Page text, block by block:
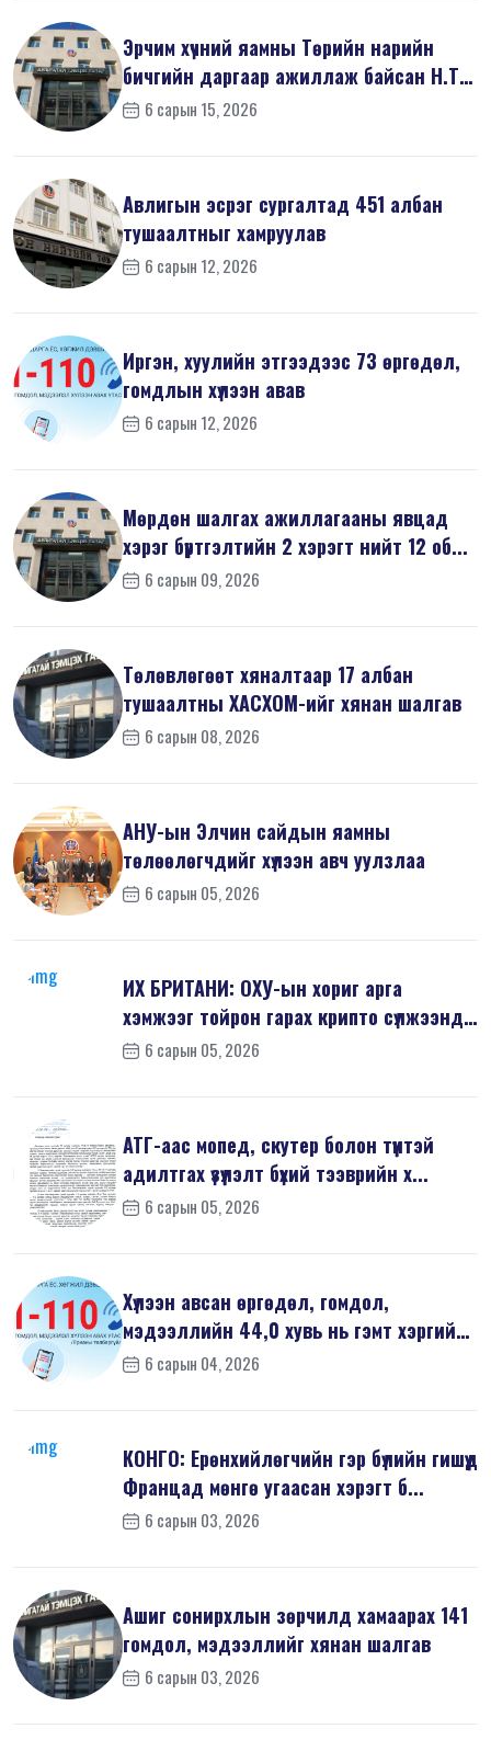
Эрчим хүчний яамны Төрийн нарийн
бичгийн даргаар ажиллаж байсан Н.Т
на...6 сарын 15, 2026
Авлигын эсрэг сургалтад 451 албан
тушаалтныг хамруулав
6 сарын 12, 2026
Иргэн, хуулийн этгээдээс 73 өргөдөл,
гомдлын хүлээн авав
6 сарын 12, 2026
Мөрдөн шалгах ажиллагааны явцад
хэрэг бүртгэлтийн 2 хэрэгт нийт 12 об...
6 сарын 09, 2026
Төлөвлөгөөт хяналтаар 17 албан
тушаалтны ХАСХОМ-ийг хянан шалгав
6 сарын 08, 2026
АНУ-ын Элчин сайдын яамны
төлөөлөгчдийг хүлээн авч уулзлаа
6 сарын 05, 2026
ИХ БРИТАНИ: ОХУ-ын хориг арга
хэмжээг тойрон гарах крипто сүлжээнд
хор...6 сарын 05, 2026
АТГ-аас мопед, скутер болон түүнтэй
адилтгах үзүүлэлт бүхий тээврийн х...
6 сарын 05, 2026
Хүлээн авсан өргөдөл, гомдол,
мэдээллийн 44,0 хувь нь гэмт хэргийн
шин...
6 сарын 04, 2026
КОНГО: Ерөнхийлөгчийн гэр бүлийн гишүүд
Францад мөнгө угаасан хэрэгт б...
6 сарын 03, 2026
Ашиг сонирхлын зөрчилд хамаарах 141
гомдол, мэдээллийг хянан шалгав
6 сарын 03, 2026